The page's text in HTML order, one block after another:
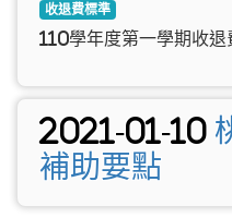
收退費標準
110學年度第一學期收退
2021-01-10
補助要點